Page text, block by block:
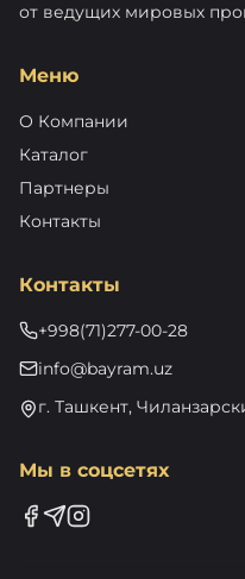
от ведущих мировых
Меню
О Компании
Каталог
Партнеры
Контакты
Контакты
+998(71)277-00-28
info@bayram.uz
г. Ташкент,
Мы в соцсетях